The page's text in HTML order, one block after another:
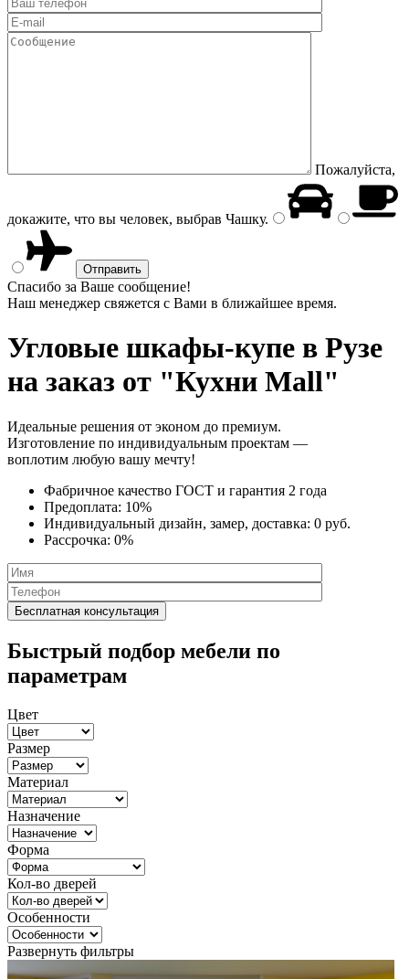
Пожалуйста,
докажите, что вы человек, выбрав Чашку.
Спасибо за Ваше сообщение!
Наш менеджер свяжется с Вами в ближайшее время.
Угловые шкафы-купе в Рузе
на заказ от "Кухни Mall"
Идеальные решения от эконом до премиум.
Изготовление по индивидуальным проектам —
воплотим любую вашу мечту!
Фабричное качество ГОСТ и гарантия 2 года
Предоплата: 10%
Индивидуальный дизайн, замер, доставка: 0 руб.
Рассрочка: 0%
Быстрый подбор мебели по
параметрам
Цвет
Размер
Материал
Назначение
Форма
Кол-во дверей
Особенности
Развернуть фильтры